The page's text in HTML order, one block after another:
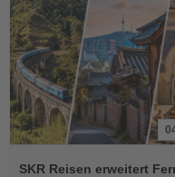
Sie
SKR Reisen erweitert